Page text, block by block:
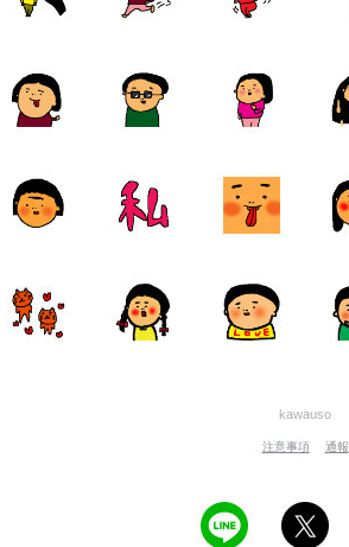
kawauso
注意事項 通報